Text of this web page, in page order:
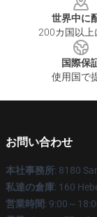
世界中に
200カ国以上
国際保
使用国で
お問い合わせ
本社事務所: 8180
私達の倉庫: 160
営業時間: 9:00～